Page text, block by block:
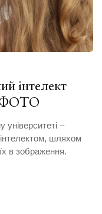
інтелект
ФОТО
–
шляхом
в зображення.